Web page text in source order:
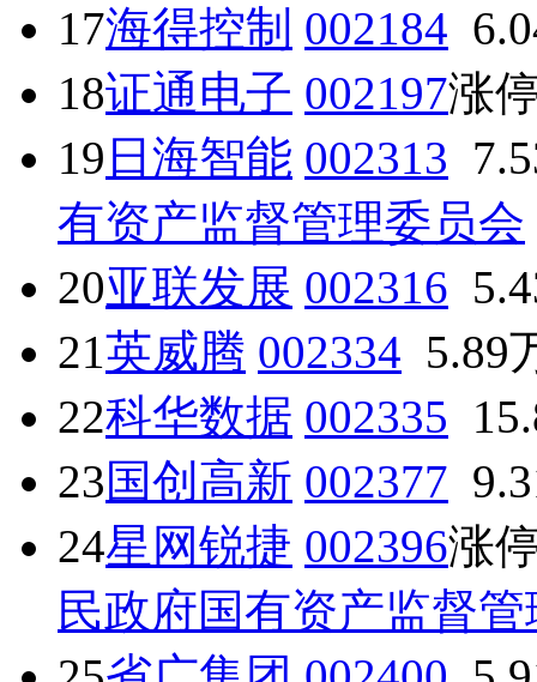
17海得控制 002184
18证通电子 002197涨
19 日海智能 002313
有资产监督管理委员会
20亚联发展 002316
21英威腾 002334 5.89
22科华数据 002335
23国创高新 002377
24星网锐捷 002396涨
民政府国有资产监督